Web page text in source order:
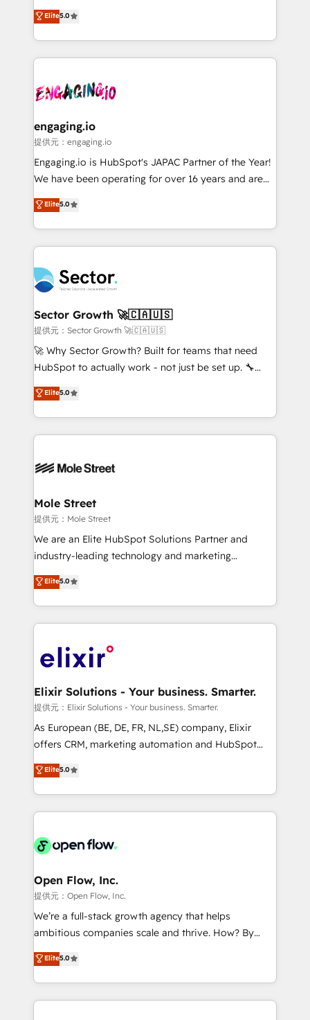
prospecting, follow-ups, service triage, and
knowledge retrieval—built in HubSpot. ⚡ Fast-Track
advanced optimization & adoption 📍 São Paulo, BR
• Des Moines, IA • New York, NY
previsibilidade de receita. Combinamos Revenue
Operations (RevOps) e Inteligência Artificial para
estruturar processos integrar sistemas organizar
dados e automatizar operações. O objetivo é
operacional de receita conectando equipes
Também somos distribuidores oficiais da HubSpot
e de mais de 150 softwares globais permitindo
contratar e pagar a HubSpot em reais com nota
fiscal no Brasil e gerar economia de até 50% na
Oferecemos ainda agentes de IA especializados em
HubSpot que automatizam tarefas executam rotinas
empresas em 13 países utilizam a Nexforce. Somos
a maior parceira da HubSpot na América Latina e
líder no ranking global de sucesso do cliente da
HubSpot.
Elite5.0
engaging.io
提供元：engaging.io
Engaging.io is HubSpot's JAPAC Partner of the Year!
We have been operating for over 16 years and are
one of HubSpot's most experienced and technically
capable Agency Partners globally. We specialise in
complex CRM migrations, implementations,
integrations, custom CMS portal development,
businesses. Our teams are based in North America
and APAC. We are HubSpot's top-ranked Advanced
Implementation Certified Partner and we contribute
to their advisory council. We strive to do 'good work
with good people' and have worked with incredible
brands. You can see some of them on our website,
Elite5.0
Sector Growth 🚀🇨🇦🇺🇸
提供元：Sector Growth 🚀🇨🇦🇺🇸
🚀 Why Sector Growth? Built for teams that need
HubSpot to actually work - not just be set up. 🔧
HubSpot Experts: Onboarding, migrations,
automation, and training built for adoption. ⚡ Highly
Technical Execution: ERP, EMR and Custom
Integrations; complex builds delivered in weeks, not
workflows; automation agents; process optimization
Healthcare: HIPAA implementations; secure data
workflows 💼 Financial Services: compliant
workflows; audit-ready reporting ⚖️ Legal: client
intake; pipeline and document workflows 🛒 E-
revenue automation 🏢 Real Estate: deal pipelines;
portfolio and lifecycle management 🏭
HIPAA-aware; CASL-compliant; GDPR-ready
implementations where required 💡 Why 500+
built to scale.
Elite5.0
Mole Street
提供元：Mole Street
We are an Elite HubSpot Solutions Partner and
industry-leading technology and marketing
consultancy. Our focus is on enterprise and mid-
market B2B companies globally that want a strategic
approach to execute their goals through creative
applications of our solutions; Technical HubSpot
Design, Migrations + Integrations. Mole Street’s
greatness, which is achieved through creating
absolute clarity, derived from a well-defined
strategy, executed well, and reported on with clear
results. The culture is driven by core values; Joy, Grit,
Mindedness, and Clarity. We are driven to win for the
collective good of the company and its clientele, and
things are happening.
Elite5.0
Elixir Solutions - Your business. Smarter.
提供元：Elixir Solutions - Your business. Smarter.
As European (BE, DE, FR, NL,SE) company, Elixir
offers CRM, marketing automation and HubSpot
integration products and services to mid-market
and enterprise customers. We ensure that your sales,
service and marketing department operates in the
most effective way, while at the same time
integrated buyers journey. Elixir is located in
and Stockholm Elixir is a first mover and leader
when it comes to HubSpot sales and service
implementations, highly renowned for our business
acumen, process (re-)design experience and a
integrate HubSpot with complex solutions like SAP,
MicroSoft, custom solutions,... Our company also has
Elite5.0
Open Flow, Inc.
提供元：Open Flow, Inc.
We’re a full-stack growth agency that helps
ambitious companies scale and thrive. How? By
upgrading and streamlining every single revenue-
generating aspect of your business. We’re proud
HubSpot Elite Solutions Partners and devout CRM
nerds who can harness HubSpot’s custom digital
Elite5.0